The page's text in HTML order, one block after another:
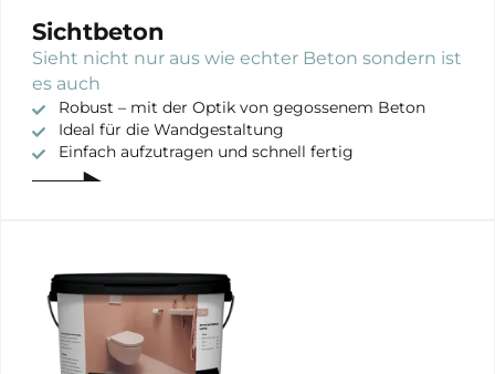
Sichtbeton
Sieht nicht nur aus wie echter Beton sondern ist
es auch
Robust – mit der Optik von gegossenem Beton
Ideal für die Wandgestaltung
Einfach aufzutragen und schnell fertig